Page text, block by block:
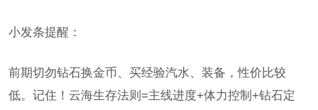
小发条提醒：
前期切勿钻石换金币、买经验汽水、装备，性价比较
低。记住！云海生存法则=主线进度+体力控制+钻石定